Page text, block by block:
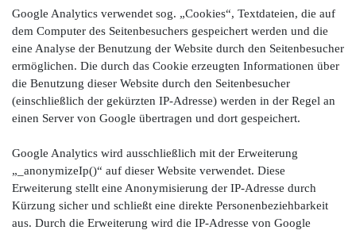
Google Analytics verwendet sog. „Cookies“, Textdateien, die auf
dem Computer des Seitenbesuchers gespeichert werden und die
eine Analyse der Benutzung der Website durch den Seitenbesucher
ermöglichen. Die durch das Cookie erzeugten Informationen über
die Benutzung dieser Website durch den Seitenbesucher
(einschließlich der gekürzten IP-Adresse) werden in der Regel an
einen Server von Google übertragen und dort gespeichert.
Google Analytics wird ausschließlich mit der Erweiterung
„_anonymizeIp()“ auf dieser Website verwendet. Diese
Erweiterung stellt eine Anonymisierung der IP-Adresse durch
Kürzung sicher und schließt eine direkte Personenbeziehbarkeit
aus. Durch die Erweiterung wird die IP-Adresse von Google